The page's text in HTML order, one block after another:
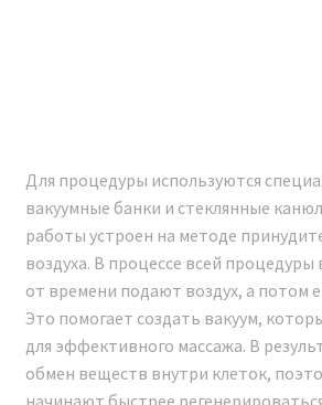
Для процедуры используются
вакуумные банки и стеклянные
работы устроен на методе
воздуха. В процессе всей процедуры
от времени подают воздух, а потом
Это помогает создать вакуум,
для эффективного массажа. В
обмен веществ внутри клеток,
начинают быстрее